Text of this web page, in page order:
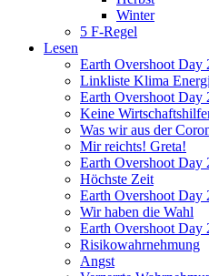
Winter
5 F-Regel
Lesen
Earth Overshoot Day
Linkliste Klima
Earth Overshoot Day
Keine
Was wir aus der
Mir reichts! Greta!
Earth Overshoot Day
Höchste Zeit
Earth Overshoot Day
Wir haben die Wahl
Earth Overshoot Day
Risikowahrnehmung
Angst